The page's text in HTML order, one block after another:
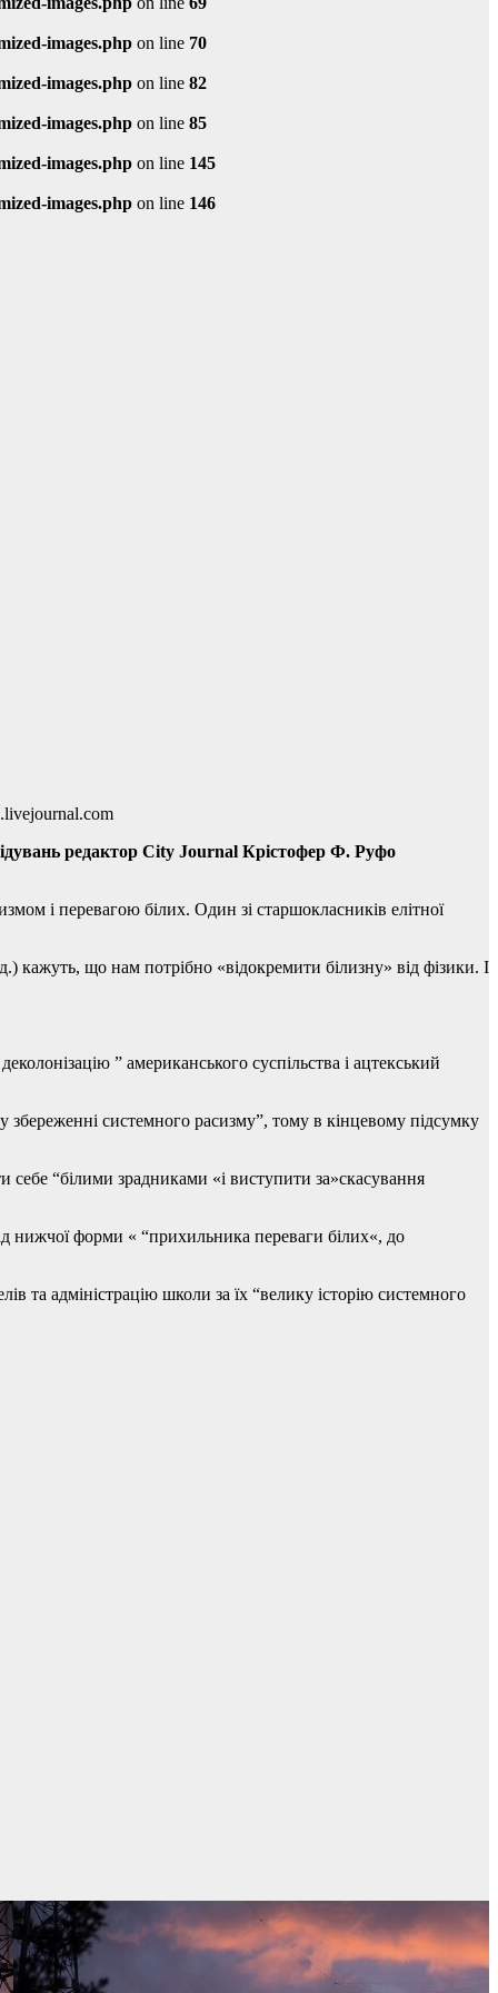
images.php on line 70
images.php on line 82
images.php on line 85
images.php on line 145
images.php on line 146
редактор City Journal Крістофер Ф. Руфо
і перевагою білих. Один зі старшокласників елітної
що нам потрібно «відокремити білизну» від фізики. І
” американського суспільства і ацтекський
збереженні системного расизму”, тому в кінцевому підсумку
“білими зрадниками «і виступити за»скасування
нижчої форми « “прихильника переваги білих«, до
адміністрацію школи за їх “велику історію системного